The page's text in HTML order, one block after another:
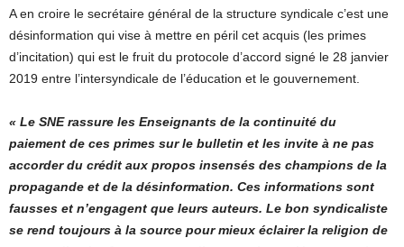
A en croire le secrétaire général de la structure syndicale c’est une
désinformation qui vise à mettre en péril cet acquis (les primes
d’incitation) qui est le fruit du protocole d’accord signé le 28 janvier
2019 entre l’intersyndicale de l’éducation et le gouvernement.
« Le SNE rassure les Enseignants de la continuité du
paiement de ces primes sur le bulletin et les invite à ne pas
accorder du crédit aux propos insensés des champions de la
propagande et de la désinformation. Ces informations sont
fausses et n’engagent que leurs auteurs. Le bon syndicaliste
se rend toujours à la source pour mieux éclairer la religion de